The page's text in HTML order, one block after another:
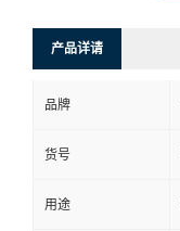
系
产品详请
品牌
货号
用途